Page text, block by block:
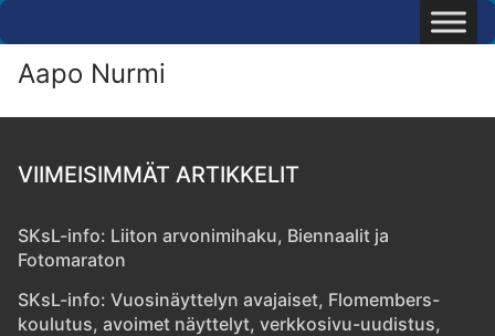
Hyppää
sisältöön
Aapo Nurmi
VIIMEISIMMÄT ARTIKKELIT
SKsL-info: Liiton arvonimihaku, Biennaalit ja
Fotomaraton
SKsL-info: Vuosinäyttelyn avajaiset, Flomembers-
koulutus, avoimet näyttelyt, verkkosivu-uudistus,